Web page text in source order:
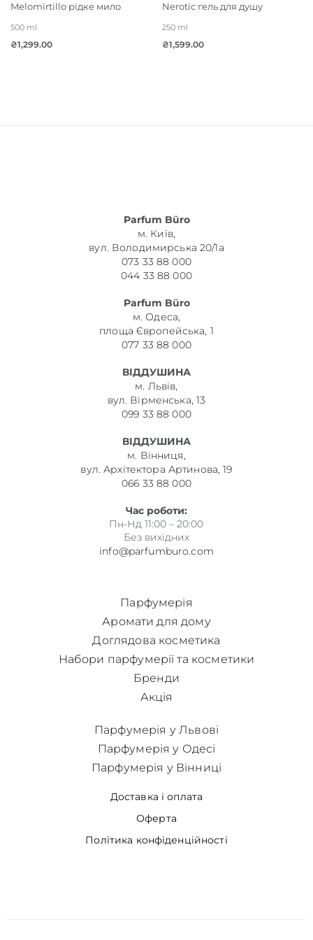
Melomirtillo рідке мило
500 ml
₴1,299.00
Nerotic гель для душу
250 ml
₴1,599.00
Parfum Büro
м. Київ,
вул. Володимирська 20/1а
073 33 88 000
044 33 88 000
Parfum Büro
м. Одеса,
площа Європейська, 1
077 33 88 000
ВІДДУШИНА
м. Львів,
вул. Вірменська, 13
099 33 88 000
ВІДДУШИНА
м. Вінниця,
вул. Архітектора Артинова, 19
066 33 88 000
Час роботи:
Пн-Нд 11:00 – 20:00
Без вихідних
info@parfumburo.com
Парфумерія
Аромати для дому
Доглядова косметика
Набори парфумерії та косметики
Бренди
Акція
Доставка і оплата
Оферта
Політика конфіденційності
Парфумерія у Львові
Парфумерія у Одесі
Парфумерія у Вінниці